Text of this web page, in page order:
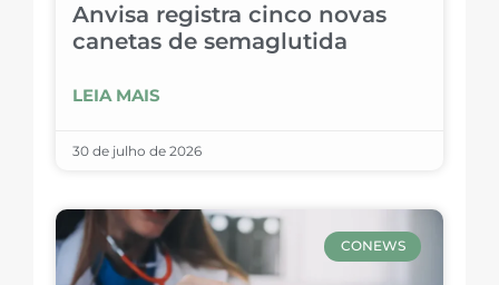
Anvisa registra cinco novas
canetas de semaglutida
LEIA MAIS
30 de julho de 2026
CONEWS